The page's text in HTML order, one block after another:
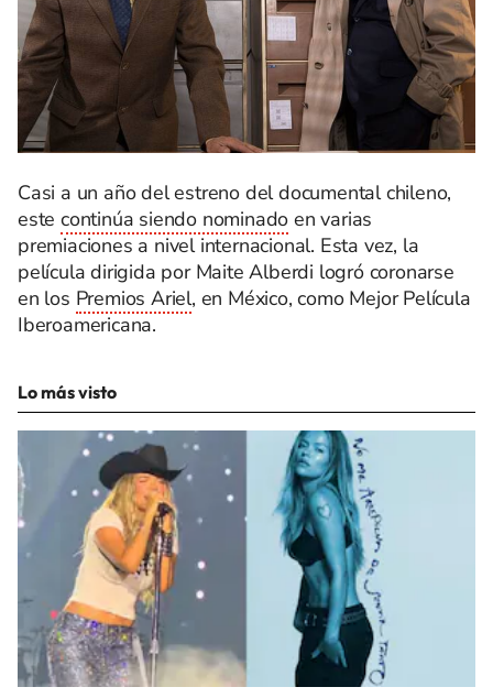
Casi a un año del estreno del documental chileno,
este continúa siendo nominado en varias
premiaciones a nivel internacional. Esta vez, la
película dirigida por Maite Alberdi logró coronarse
en los Premios Ariel, en México, como Mejor Película
Iberoamericana.
Lo más visto